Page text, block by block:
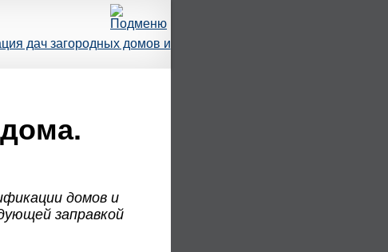
дач загородных домов и
домов и
заправкой